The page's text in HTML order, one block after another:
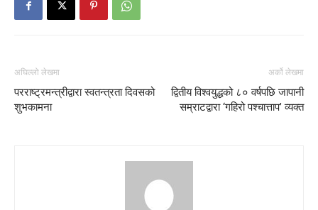
अघिल्लो लेखमा
परराष्ट्रमन्त्रीद्वारा स्वतन्त्रता दिवसको
शुभकामना
अर्को लेखमा
द्वितीय विश्वयुद्धको ८० वर्षपछि जापानी
सम्राटद्वारा ‘गहिरो पश्चात्ताप’ व्यक्त